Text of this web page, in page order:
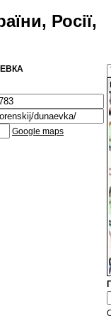
Росії,
Google maps